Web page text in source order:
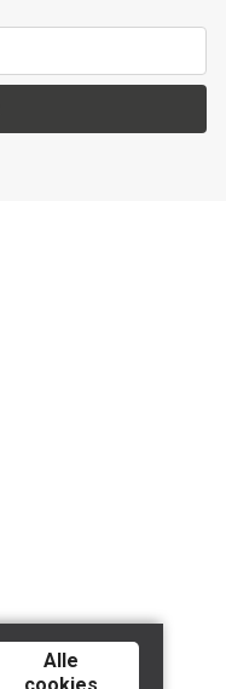
Alle